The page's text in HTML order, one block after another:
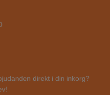
direkt i din inkorg?